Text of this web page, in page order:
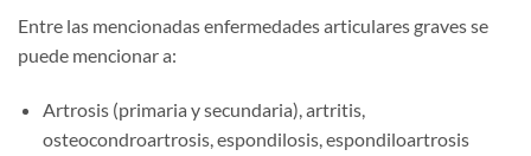
Entre las mencionadas enfermedades articulares graves se
puede mencionar a:
Artrosis (primaria y secundaria), artritis,
osteocondroartrosis, espondilosis, espondiloartrosis